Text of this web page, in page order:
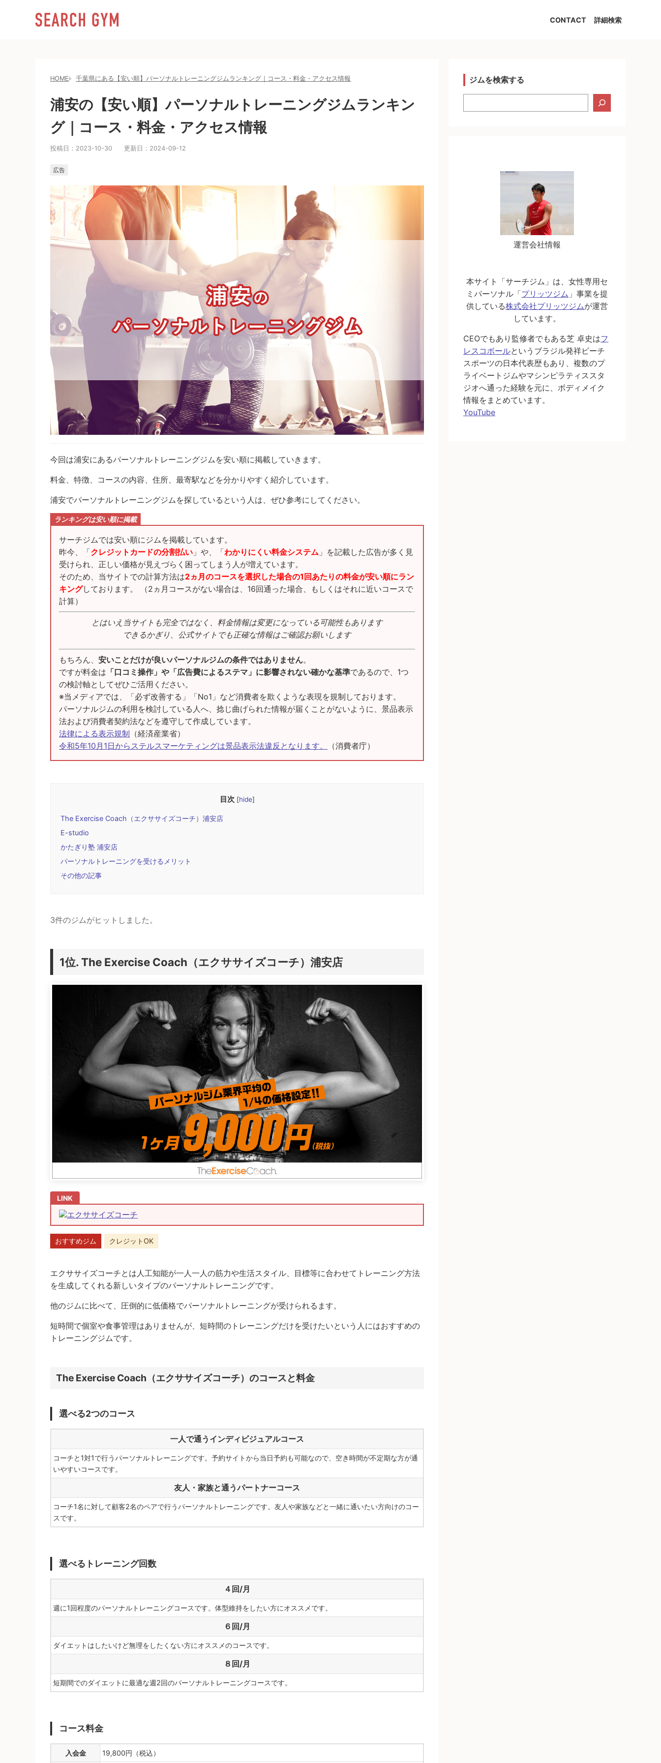
CONTACT 詳細検索
HOME 千葉県にある【安い順】パーソナルトレーニングジムランキング｜コース・料金・アクセス情報
浦安の【安い順】パーソナルトレーニングジムランキン
グ｜コース・料金・アクセス情報
投稿日： 2023-10-30 更新日： 2024-09-12
広告
今回は浦安にあるパーソナルトレーニングジムを安い順に掲載していきます。
料金、特徴、コースの内容、住所、最寄駅などを分かりやすく紹介しています。
浦安でパーソナルトレーニングジムを探しているという人は、ぜひ参考にしてください。
ランキングは安い順に掲載
サーチジムでは安い順にジムを掲載しています。
昨今、「クレジットカードの分割払い 」や、「わかりにくい料金システム 」を記載した広告が多く見
受けられ、正しい価格が見えづらく困ってしまう人が増えています。
そのため、当サイトでの計算方法は2ヵ月のコースを選択した場合の1回あたりの料金が安い順にラン
キングしております。 （2ヵ月コースがない場合は、16回通った場合、もしくはそれに近いコースで
計算）
とはいえ当サイトも完全ではなく、料金情報は変更になっている可能性もあります
できるかぎり、公式サイトでも正確な情報はご確認お願いします
もちろん、 安いことだけが良いパーソナルジムの条件ではありません。
ですが料金は 「口コミ操作」や「広告費によるステマ」に影響されない確かな基準であるので、1つ
の検討軸としてぜひご活用ください。
※当メディアでは、「必ず改善する」「No1」など消費者を欺くような表現を規制しております。
パーソナルジムの利用を検討している人へ、捻じ曲げられた情報が届くことがないように、景品表示
法および消費者契約法などを遵守して作成しています。
法律による表示規制 （経済産業省）
令和5年10月1日からステルスマーケティングは景品表示法違反となります。
（消費者庁）
目次 [hide]
The Exercise Coach（エクササイズコーチ）浦安店
E-studio
かたぎり塾 浦安店
パーソナルトレーニングを受けるメリット
その他の記事
3件のジムがヒットしました。
The Exercise Coach（エクササイズコーチ）浦安店
エクササイズコーチ
おすすめジム クレジットOK
エクササイズコーチとは人工知能が一人一人の筋力や生活スタイル、目標等に合わせてトレーニング方法
を生成してくれる新しいタイプのパーソナルトレーニングです。
他のジムに比べて、圧倒的に低価格でパーソナルトレーニングが受けられるます。
短時間で個室や食事管理はありませんが、短時間のトレーニングだけを受けたいという人にはおすすめの
トレーニングジムです。
The Exercise Coach（エクササイズコーチ）のコースと料金
選べる2つのコース
一人で通うインディビジュアルコース
コーチと1対1で行うパーソナルトレーニングです。予約サイトから当日予約も可能なので、空き時間が不定期な方が通
いやすいコースです。
友人・家族と通うパートナーコース
コーチ1名に対して顧客2名のペアで行うパーソナルトレーニングです。友人や家族などと一緒に通いたい方向けのコー
スです。
選べるトレーニング回数
４回/月
週に1回程度のパーソナルトレーニングコースです。体型維持をしたい方にオススメです。
６回/月
ダイエットはしたいけど無理をしたくない方にオススメのコースです。
８回/月
短期間でのダイエットに最適な週2回のパーソナルトレーニングコースです。
コース料金
入会金 19,800円（税込）
ジムを検索する
索
運営会社情報
本サイト「サーチジム」は、女性専用セ
ミパーソナル「プリッツジム 」事業を提
供している株式会社プリッツジムが運営
しています。
CEOでもあり監修者でもある芝 卓史はフ
レスコボールというブラジル発祥ビーチ
スポーツの日本代表歴もあり、複数のプ
ライベートジムやマシンピラティススタ
ジオへ通った経験を元に、ボディメイク
情報をまとめています。
YouTube